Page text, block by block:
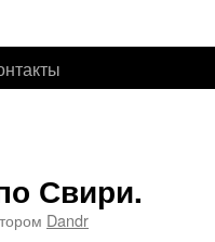
Свири.
Dandr